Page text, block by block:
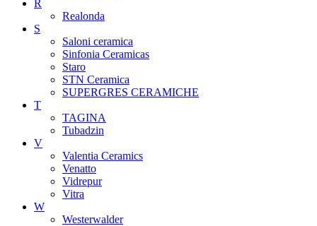
R
Realonda
S
Saloni ceramica
Sinfonia Ceramicas
Staro
STN Ceramica
SUPERGRES CERAMICHE
T
TAGINA
Tubadzin
V
Valentia Ceramics
Venatto
Vidrepur
Vitra
W
Westerwalder